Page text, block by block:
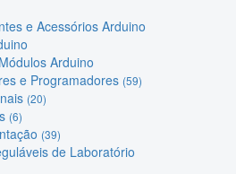
e Acessórios Arduino
Arduino
e Programadores (59)
(20)
(6)
(39)
de Laboratório